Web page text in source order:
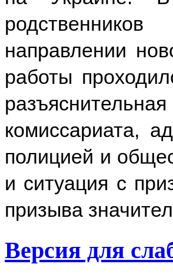
направлении
работы
комиссариата,
полицией и
и ситуация с
призыва
Версия для